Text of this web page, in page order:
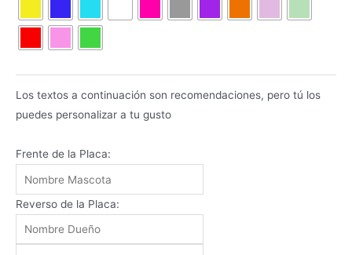
Los textos a continuación son recomendaciones, pero tú los
puedes personalizar a tu gusto
Frente de la Placa:
Reverso de la Placa: